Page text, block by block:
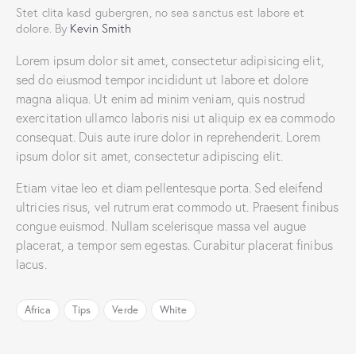
Stet clita kasd gubergren, no sea sanctus est labore et
dolore. By Kevin Smith
Lorem ipsum dolor sit amet, consectetur adipisicing elit,
sed do eiusmod tempor incididunt ut labore et dolore
magna aliqua. Ut enim ad minim veniam, quis nostrud
exercitation ullamco laboris nisi ut aliquip ex ea commodo
consequat. Duis aute irure dolor in reprehenderit. Lorem
ipsum dolor sit amet, consectetur adipiscing elit.
Etiam vitae leo et diam pellentesque porta. Sed eleifend
ultricies risus, vel rutrum erat commodo ut. Praesent finibus
congue euismod. Nullam scelerisque massa vel augue
placerat, a tempor sem egestas. Curabitur placerat finibus
lacus.
Africa Tips Verde White